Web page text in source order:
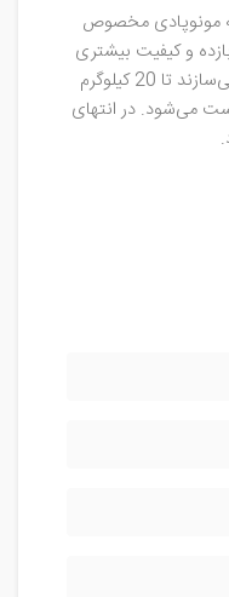
مونوپادی مخصوص
و کیفیت بیشتری
دارد. این مونوپد از استوانه های آلومینیمی تشکیل شده است که به‌صورت تلسکوپی باز می‌شوند و می‌توانند در هم قفل شوند. این تکه‌ها دوام و مقاومت بالایی دارند به‌طوری‌که مونوپاد را قادر می‌سازند تا 20 کیلوگرم
می‌شود. در انتهای